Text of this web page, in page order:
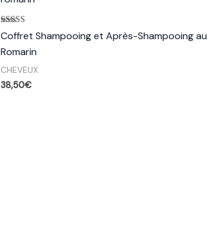
Note
5.00
sur 5
Coffret Shampooing et Après-Shampooing au
Romarin
CHEVEUX
38,50€